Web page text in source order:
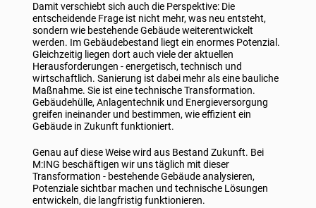
Damit verschiebt sich auch die Perspektive: Die
entscheidende Frage ist nicht mehr, was neu entsteht,
sondern wie bestehende Gebäude weiterentwickelt
werden. Im Gebäudebestand liegt ein enormes Potenzial.
Gleichzeitig liegen dort auch viele der aktuellen
Herausforderungen - energetisch, technisch und
wirtschaftlich. Sanierung ist dabei mehr als eine bauliche
Maßnahme. Sie ist eine technische Transformation.
Gebäudehülle, Anlagentechnik und Energieversorgung
greifen ineinander und bestimmen, wie effizient ein
Gebäude in Zukunft funktioniert.
Genau auf diese Weise wird aus Bestand Zukunft. Bei
M:ING beschäftigen wir uns täglich mit dieser
Transformation - bestehende Gebäude analysieren,
Potenziale sichtbar machen und technische Lösungen
entwickeln, die langfristig funktionieren.